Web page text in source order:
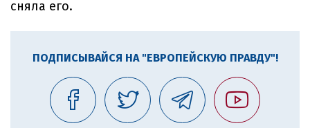
сняла его.
ПОДПИСЫВАЙСЯ НА "ЕВРОПЕЙСКУЮ ПРАВДУ"!